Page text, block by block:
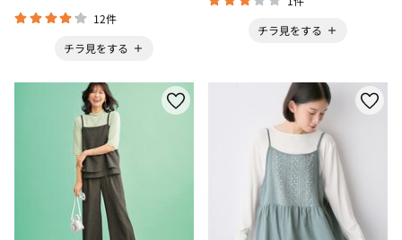
12件
チラ見をする
チラ見をする